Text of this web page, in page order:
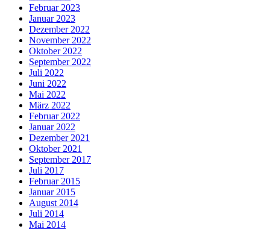
Februar 2023
Januar 2023
Dezember 2022
November 2022
Oktober 2022
September 2022
Juli 2022
Juni 2022
Mai 2022
März 2022
Februar 2022
Januar 2022
Dezember 2021
Oktober 2021
September 2017
Juli 2017
Februar 2015
Januar 2015
August 2014
Juli 2014
Mai 2014